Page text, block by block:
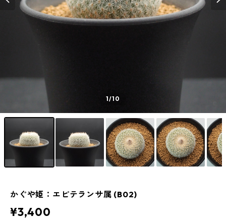
1/10
かぐや姫：エピテランサ属 (B02)
¥3,400